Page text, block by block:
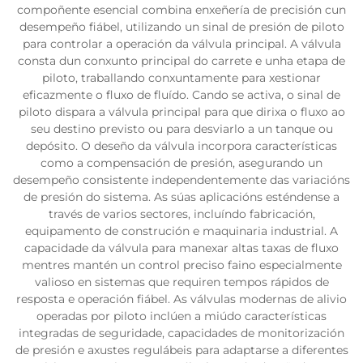
compoñente esencial combina enxeñería de precisión cun
desempeño fiábel, utilizando un sinal de presión de piloto
para controlar a operación da válvula principal. A válvula
consta dun conxunto principal do carrete e unha etapa de
piloto, traballando conxuntamente para xestionar
eficazmente o fluxo de fluído. Cando se activa, o sinal de
piloto dispara a válvula principal para que dirixa o fluxo ao
seu destino previsto ou para desviarlo a un tanque ou
depósito. O deseño da válvula incorpora características
como a compensación de presión, asegurando un
desempeño consistente independentemente das variacións
de presión do sistema. As súas aplicacións esténdense a
través de varios sectores, incluíndo fabricación,
equipamento de construción e maquinaria industrial. A
capacidade da válvula para manexar altas taxas de fluxo
mentres mantén un control preciso faino especialmente
valioso en sistemas que requiren tempos rápidos de
resposta e operación fiábel. As válvulas modernas de alivio
operadas por piloto inclúen a miúdo características
integradas de seguridade, capacidades de monitorización
de presión e axustes regulábeis para adaptarse a diferentes